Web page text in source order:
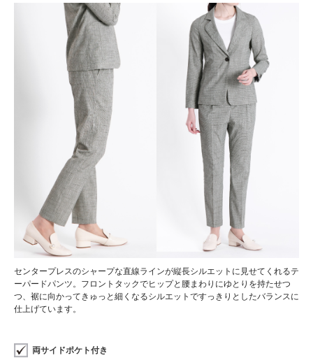
センタープレスのシャープな直線ラインが縦長シルエットに見せてくれるテ
ーパードパンツ。フロントタックでヒップと腰まわりにゆとりを持たせつ
つ、裾に向かってきゅっと細くなるシルエットですっきりとしたバランスに
仕上げています。
両サイドポケト付き